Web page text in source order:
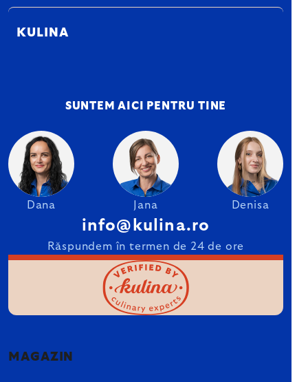
KULINA
SUNTEM AICI PENTRU TINE
Dana Jana Denisa
info@kulina.ro
Răspundem în termen de 24 de ore
MAGAZIN